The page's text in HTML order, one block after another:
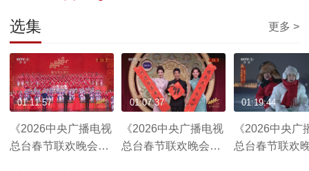
选集 更多 >
《2026中央广播电视
总台春节联欢晚会》
01:11:57
《2026中央广播电视
总台春节联欢晚会》
01:07:37
《2026中央广
总台春节联欢
01:19:44